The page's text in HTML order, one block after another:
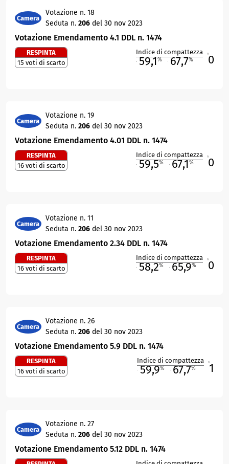
Camera
Votazione n. 18
Seduta n. 206 del 30 nov 2023
Votazione Emendamento 4.1 DDL n. 1474
RESPINTA
15 voti di scarto
Indice di compattezza
59,1% 67,7% 0
Camera
Votazione n. 19
Seduta n. 206 del 30 nov 2023
Votazione Emendamento 4.01 DDL n. 1474
RESPINTA
16 voti di scarto
Indice di compattezza
59,5% 67,1% 0
Camera
Votazione n. 11
Seduta n. 206 del 30 nov 2023
Votazione Emendamento 2.34 DDL n. 1474
RESPINTA
16 voti di scarto
Indice di compattezza
58,2% 65,9% 0
Camera
Votazione n. 26
Seduta n. 206 del 30 nov 2023
Votazione Emendamento 5.9 DDL n. 1474
RESPINTA
16 voti di scarto
Indice di compattezza
59,9% 67,7% 1
Camera
Votazione n. 27
Seduta n. 206 del 30 nov 2023
Votazione Emendamento 5.12 DDL n. 1474